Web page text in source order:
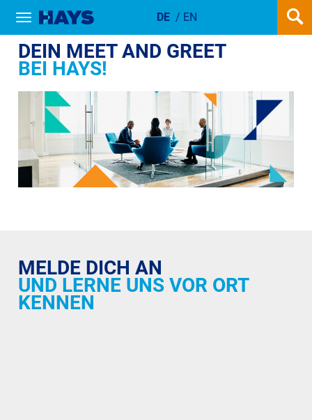
Show / hide navigation DE / EN
MEET AND GREET
DEIN MEET AND GREET
BEI HAYS!
MELDE DICH AN
UND LERNE UNS VOR ORT
KENNEN